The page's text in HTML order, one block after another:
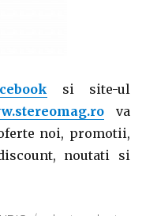
si site-ul
va
noi, promotii,
noutati si